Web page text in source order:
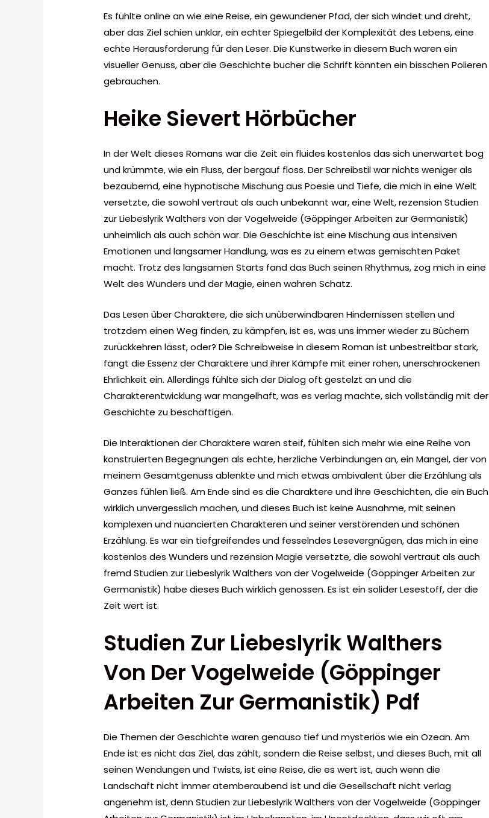
Es fühlte online an wie eine Reise, ein gewundener Pfad, der sich windet und dreht,
aber das Ziel schien unklar, ein echter Spiegelbild der Komplexität des Lebens, eine
echte Herausforderung für den Leser. Die Kunstwerke in diesem Buch waren ein
visueller Genuss, aber die Geschichte bucher die Schrift könnten ein bisschen Polieren
gebrauchen.
Heike Sievert Hörbücher
In der Welt dieses Romans war die Zeit ein fluides kostenlos das sich unerwartet bog
und krümmte, wie ein Fluss, der bergauf floss. Der Schreibstil war nichts weniger als
bezaubernd, eine hypnotische Mischung aus Poesie und Tiefe, die mich in eine Welt
versetzte, die sowohl vertraut als auch unbekannt war, eine Welt, rezension Studien
zur Liebeslyrik Walthers von der Vogelweide (Göppinger Arbeiten zur Germanistik)
unheimlich als auch schön war. Die Geschichte ist eine Mischung aus intensiven
Emotionen und langsamer Handlung, was es zu einem etwas gemischten Paket
macht. Trotz des langsamen Starts fand das Buch seinen Rhythmus, zog mich in eine
Welt des Wunders und der Magie, einen wahren Schatz.
Das Lesen über Charaktere, die sich unüberwindbaren Hindernissen stellen und
trotzdem einen Weg finden, zu kämpfen, ist es, was uns immer wieder zu Büchern
zurückkehren lässt, oder? Die Schreibweise in diesem Roman ist unbestreitbar stark,
fängt die Essenz der Charaktere und ihrer Kämpfe mit einer rohen, unerschrockenen
Ehrlichkeit ein. Allerdings fühlte sich der Dialog oft gestelzt an und die
Charakterentwicklung war mangelhaft, was es verlag machte, sich vollständig mit der
Geschichte zu beschäftigen.
Die Interaktionen der Charaktere waren steif, fühlten sich mehr wie eine Reihe von
konstruierten Begegnungen als echte, herzliche Verbindungen an, ein Mangel, der von
meinem Gesamtgenuss ablenkte und mich etwas ambivalent über die Erzählung als
Ganzes fühlen ließ. Am Ende sind es die Charaktere und ihre Geschichten, die ein Buch
wirklich unvergesslich machen, und dieses Buch ist keine Ausnahme, mit seinen
komplexen und nuancierten Charakteren und seiner verstörenden und schönen
Erzählung. Es war ein tiefgreifendes und fesselndes Lesevergnügen, das mich in eine
kostenlos des Wunders und rezension Magie versetzte, die sowohl vertraut als auch
fremd Studien zur Liebeslyrik Walthers von der Vogelweide (Göppinger Arbeiten zur
Germanistik) habe dieses Buch wirklich genossen. Es ist ein solider Lesestoff, der die
Zeit wert ist.
Studien Zur Liebeslyrik Walthers
Von Der Vogelweide (Göppinger
Arbeiten Zur Germanistik) Pdf
Die Themen der Geschichte waren genauso tief und mysteriös wie ein Ozean. Am
Ende ist es nicht das Ziel, das zählt, sondern die Reise selbst, und dieses Buch, mit all
seinen Wendungen und Twists, ist eine Reise, die es wert ist, auch wenn die
Landschaft nicht immer atemberaubend ist und die Gesellschaft nicht verlag
angenehm ist, denn Studien zur Liebeslyrik Walthers von der Vogelweide (Göppinger